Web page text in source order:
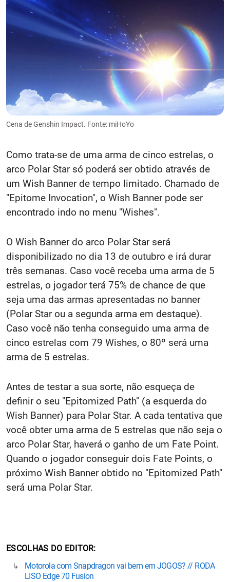
Cena de Genshin Impact. Fonte: miHoYo
Como trata-se de uma arma de cinco estrelas, o
arco Polar Star só poderá ser obtido através de
um Wish Banner de tempo limitado. Chamado de
"Epitome Invocation", o Wish Banner pode ser
encontrado indo no menu "Wishes".
O Wish Banner do arco Polar Star será
disponibilizado no dia 13 de outubro e irá durar
três semanas. Caso você receba uma arma de 5
estrelas, o jogador terá 75% de chance de que
seja uma das armas apresentadas no banner
(Polar Star ou a segunda arma em destaque).
Caso você não tenha conseguido uma arma de
cinco estrelas com 79 Wishes, o 80º será uma
arma de 5 estrelas.
Antes de testar a sua sorte, não esqueça de
definir o seu "Epitomized Path" (a esquerda do
Wish Banner) para Polar Star. A cada tentativa que
você obter uma arma de 5 estrelas que não seja o
arco Polar Star, haverá o ganho de um Fate Point.
Quando o jogador conseguir dois Fate Points, o
próximo Wish Banner obtido no "Epitomized Path"
será uma Polar Star.
ESCOLHAS DO EDITOR
Motorola com Snapdragon vai bem em JOGOS? // RODA
LISO Edge 70 Fusion